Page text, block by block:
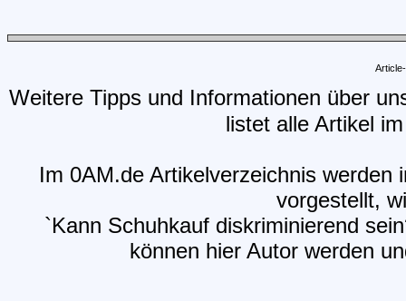
Weitere Tipps und Informationen über
listet alle Artikel
Im 0AM.de Artikelverzeichnis
vorgestellt,
`Kann Schuhkauf diskriminierend
können hier Autor werden